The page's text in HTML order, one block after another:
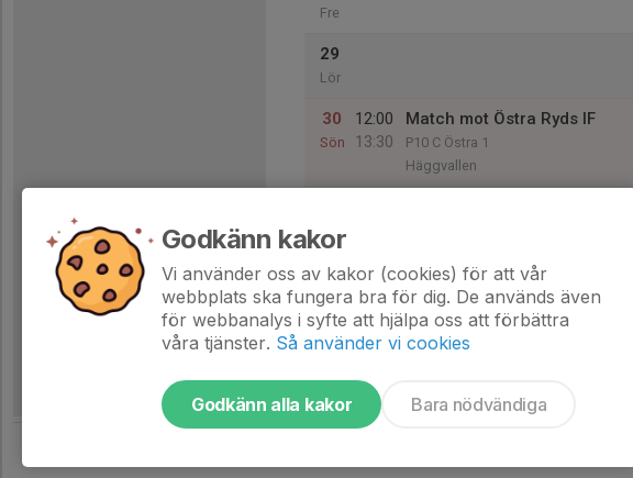
Fre
29
Lör
30
Sön
12:00
13:30
Match mot Östra Ryds IF
P10 C Östra 1
Häggvallen
31
Godkänn kakor
Vi använder oss av kakor (cookies) för att vår
webbplats ska fungera bra för dig. De används även
för webbanalys i syfte att hjälpa oss att förbättra
våra tjänster. Så använder vi cookies
Godkänn alla kakor Bara nödvändiga